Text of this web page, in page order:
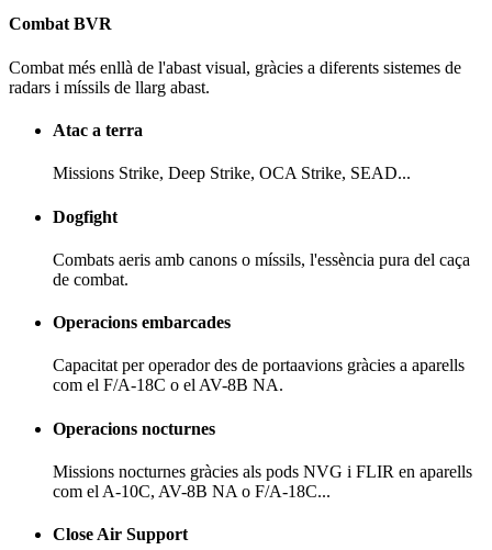
Combat BVR
Combat més enllà de l'abast visual, gràcies a diferents sistemes de
radars i míssils de llarg abast.
Atac a terra
Missions Strike, Deep Strike, OCA Strike, SEAD...
Dogfight
Combats aeris amb canons o míssils, l'essència pura del caça
de combat.
Operacions embarcades
Capacitat per operador des de portaavions gràcies a aparells
com el F/A-18C o el AV-8B NA.
Operacions nocturnes
Missions nocturnes gràcies als pods NVG i FLIR en aparells
com el A-10C, AV-8B NA o F/A-18C...
Close Air Support